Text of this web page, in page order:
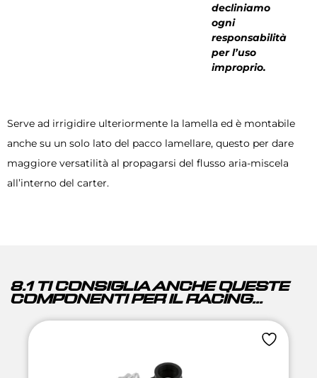
decliniamo
ogni
responsabilità
per l’uso
improprio.
Serve ad irrigidire ulteriormente la lamella ed è montabile
anche su un solo lato del pacco lamellare, questo per dare
maggiore versatilità al propagarsi del flusso aria-miscela
all’interno del carter.
8.1 TI CONSIGLIA ANCHE QUESTE
COMPONENTI PER IL RACING...